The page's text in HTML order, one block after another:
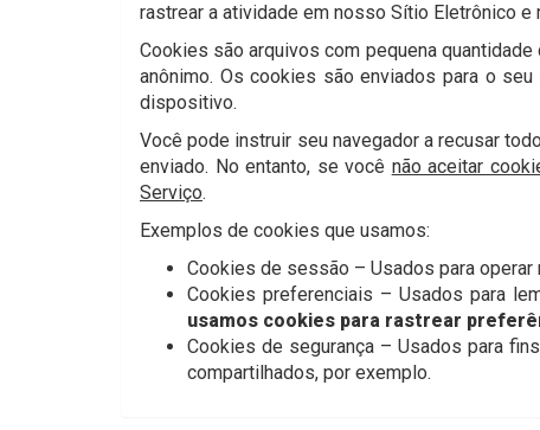
rastrear a atividade em nosso Sítio Eletrônico e
Cookies são arquivos com pequena
anônimo. Os cookies são enviados para o
dispositivo.
Você pode instruir seu navegador a recusar
enviado. No entanto, se você não aceitar
Serviço.
Exemplos de cookies que usamos:
Cookies de sessão – Usados para operar
Cookies preferenciais – Usados para
usamos cookies para rastrear
Cookies de segurança – Usados para
compartilhados, por exemplo.